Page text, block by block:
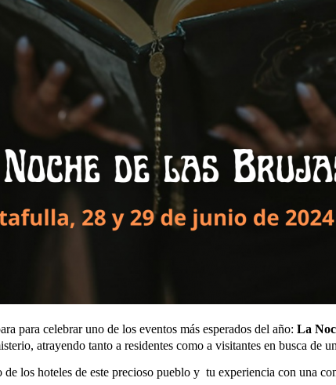
para celebrar uno de los eventos más esperados del año: La
atrayendo tanto a residentes como a visitantes en busca de
los hoteles de este precioso pueblo y tu experiencia con una